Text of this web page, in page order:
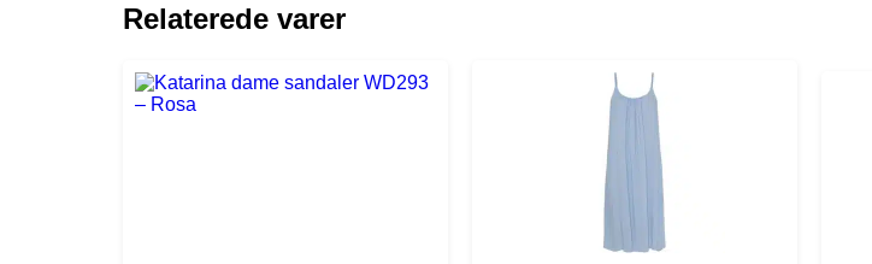
Relaterede varer